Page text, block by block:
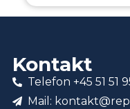
Kontakt
Telefon +45 51 51
Mail: